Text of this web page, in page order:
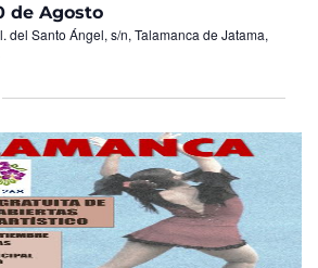
de Agosto
del Santo Ángel, s/n, Talamanca de Jatama,